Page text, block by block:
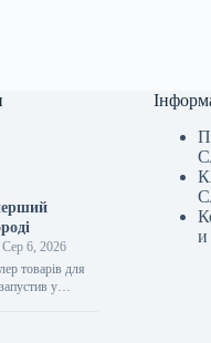
Сер 6, 2026
товарів для
у
и